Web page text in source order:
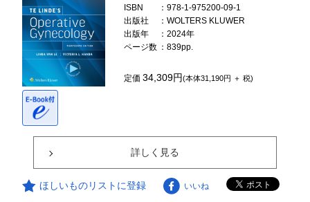
ISBN
：978-1-975200-09-1
出版社
：WOLTERS KLUWER
出版年
：2024年
ページ数 ：839pp.
定価34,309円(本体31,190円 ＋ 税)
詳しく見る
ほしいものリストに登録 いいね